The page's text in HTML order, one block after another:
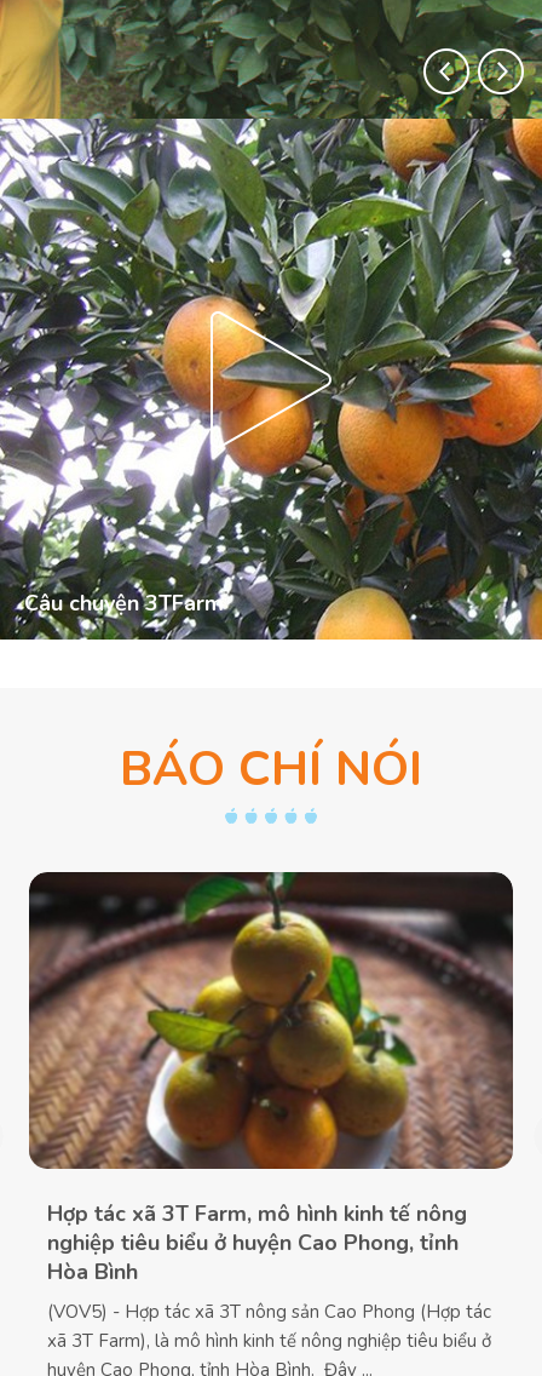
Câu chuyện 3TFarm
BÁO CHÍ NÓI
Hợp tác xã 3T Farm, mô hình kinh tế nông
nghiệp tiêu biểu ở huyện Cao Phong, tỉnh
Hòa Bình
(VOV5) - Hợp tác xã 3T nông sản Cao Phong (Hợp tác
xã 3T Farm), là mô hình kinh tế nông nghiệp tiêu biểu ở
huyện Cao Phong, tỉnh Hòa Bình. Đây ...